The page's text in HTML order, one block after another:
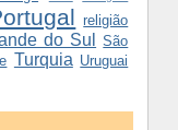
religião
do Sul
São
Turquia Uruguai